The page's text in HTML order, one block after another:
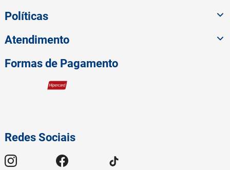
Políticas
Atendimento
Redes Sociais
Formas de Pagamento